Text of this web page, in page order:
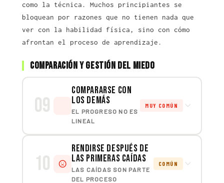
como la técnica. Muchos principiantes se
bloquean por razones que no tienen nada que
ver con la habilidad física, sino con cómo
afrontan el proceso de aprendizaje.
Comparación y gestión del miedo
09
Compararse con
los demás
EL PROGRESO NO ES
LINEAL
MUY COMÚN
10
Rendirse después de
las primeras caídas
LAS CAÍDAS SON PARTE
DEL PROCESO
COMÚN